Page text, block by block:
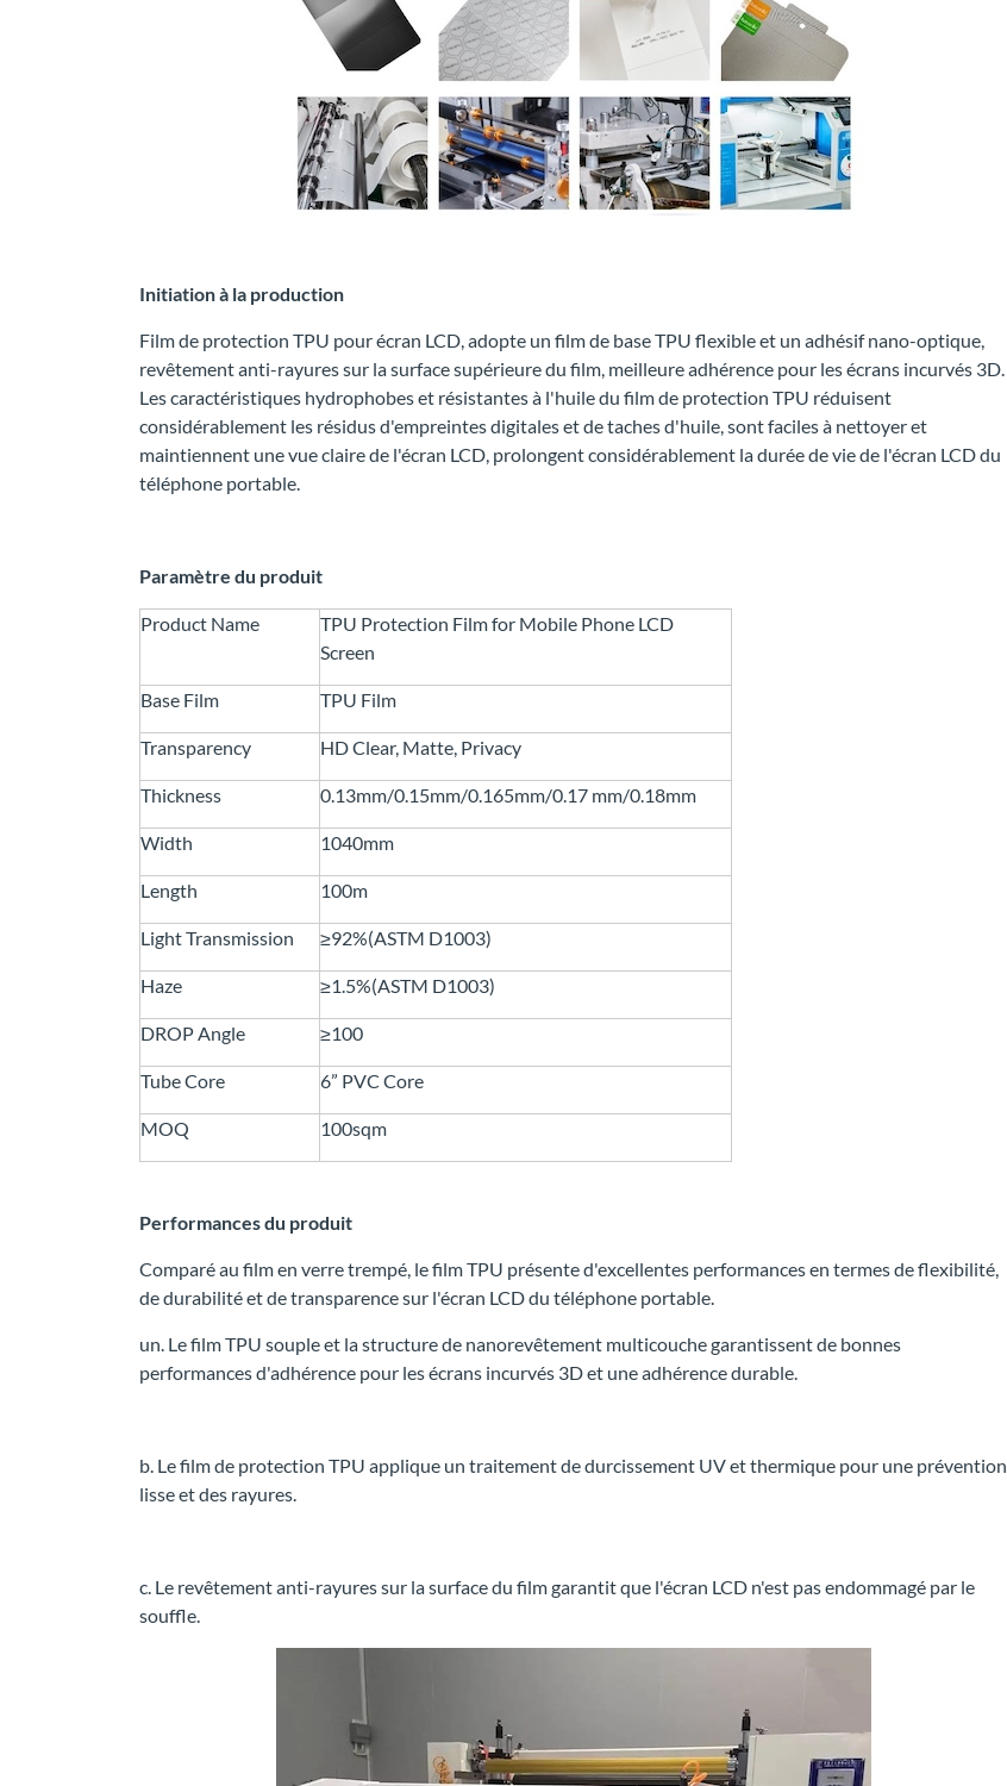
Initiation à la production
Film de protection TPU pour écran LCD, adopte un film de base TPU flexible et un adhésif nano-optique,
revêtement anti-rayures sur la surface supérieure du film, meilleure adhérence pour les écrans incurvés 3D.
Les caractéristiques hydrophobes et résistantes à l'huile du film de protection TPU réduisent
considérablement les résidus d'empreintes digitales et de taches d'huile, sont faciles à nettoyer et
maintiennent une vue claire de l'écran LCD, prolongent considérablement la durée de vie de l'écran LCD du
téléphone portable.
Paramètre du produit
Product Name
TPU Protection Film for Mobile Phone LCD
Screen
Base Film TPU Film
Transparency HD Clear, Matte, Privacy
Thickness 0.13mm/0.15mm/0.165mm/0.17 mm/0.18mm
Width 1040mm
Length 100m
Light Transmission ≥92%(ASTM D1003)
Haze ≥1.5%(ASTM D1003)
DROP Angle ≥100
Tube Core 6” PVC Core
MOQ 100sqm
Performances du produit
Comparé au film en verre trempé, le film TPU présente d'excellentes performances en termes de flexibilité,
de durabilité et de transparence sur l'écran LCD du téléphone portable.
un. Le film TPU souple et la structure de nanorevêtement multicouche garantissent de bonnes
performances d'adhérence pour les écrans incurvés 3D et une adhérence durable.
b. Le film de protection TPU applique un traitement de durcissement UV et thermique pour une prévention
lisse et des rayures.
c. Le revêtement anti-rayures sur la surface du film garantit que l'écran LCD n'est pas endommagé par le
souffle.